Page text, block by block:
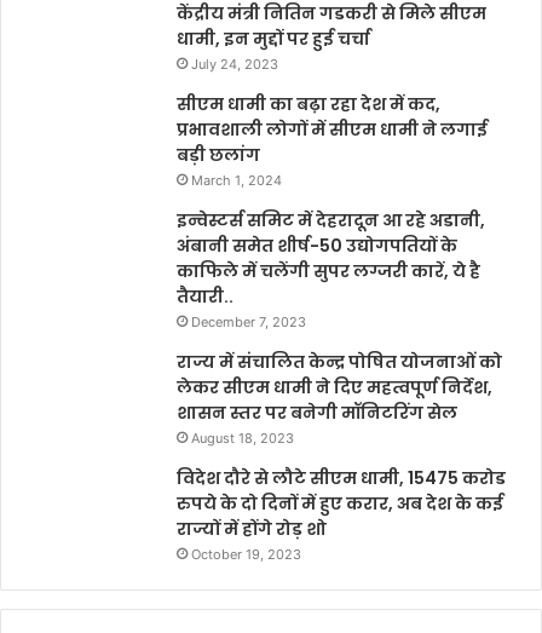
केंद्रीय मंत्री नितिन गडकरी से मिले सीएम
धामी, इन मुद्दों पर हुई चर्चा
July 24, 2023
सीएम धामी का बढ़ा रहा देश में कद,
प्रभावशाली लोगों में सीएम धामी ने लगाई
बड़ी छलांग
March 1, 2024
इन्वेस्टर्स समिट में देहरादून आ रहे अडानी,
अंबानी समेत शीर्ष-50 उद्योगपतियों के
काफिले में चलेंगी सुपर लग्जरी कारें, ये है
तैयारी..
December 7, 2023
राज्य में संचालित केन्द्र पोषित योजनाओं को
लेकर सीएम धामी ने दिए महत्वपूर्ण निर्देश,
शासन स्तर पर बनेगी मॉनिटरिंग सेल
August 18, 2023
विदेश दौरे से लौटे सीएम धामी, 15475 करोड
रुपये के दो दिनों में हुए करार, अब देश के कई
राज्यों में होंगे रोड़ शो
October 19, 2023